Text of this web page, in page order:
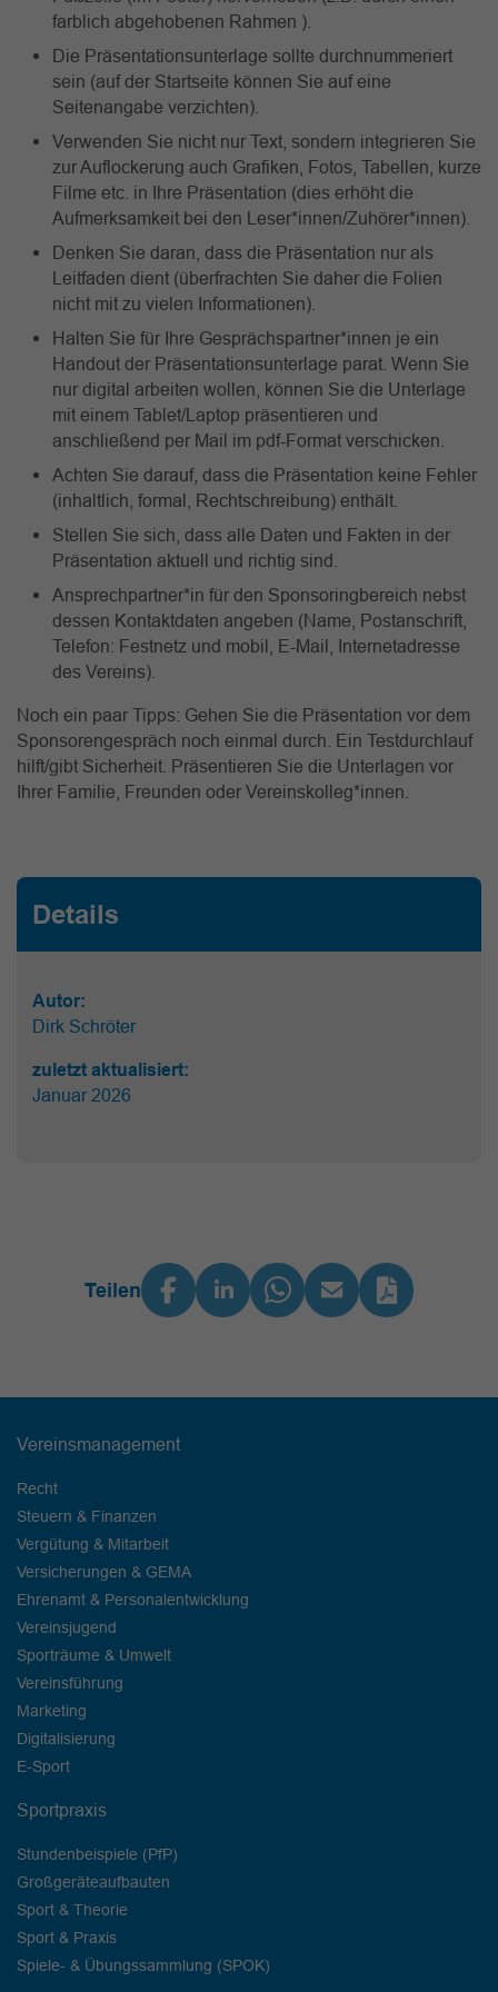
farblich abgehobenen Rahmen ).
Die Präsentationsunterlage sollte durchnummeriert
sein (auf der Startseite können Sie auf eine
Seitenangabe verzichten).
Verwenden Sie nicht nur Text, sondern integrieren Sie
zur Auflockerung auch Grafiken, Fotos, Tabellen, kurze
Filme etc. in Ihre Präsentation (dies erhöht die
Aufmerksamkeit bei den Leser*innen/Zuhörer*innen).
Denken Sie daran, dass die Präsentation nur als
Leitfaden dient (überfrachten Sie daher die Folien
nicht mit zu vielen Informationen).
Halten Sie für Ihre Gesprächspartner*innen je ein
Handout der Präsentationsunterlage parat. Wenn Sie
nur digital arbeiten wollen, können Sie die Unterlage
mit einem Tablet/Laptop präsentieren und
anschließend per Mail im pdf-Format verschicken.
Achten Sie darauf, dass die Präsentation keine Fehler
(inhaltlich, formal, Rechtschreibung) enthält.
Stellen Sie sich, dass alle Daten und Fakten in der
Präsentation aktuell und richtig sind.
Ansprechpartner*in für den Sponsoringbereich nebst
dessen Kontaktdaten angeben (Name, Postanschrift,
Telefon: Festnetz und mobil, E-Mail, Internetadresse
des Vereins).
Noch ein paar Tipps: Gehen Sie die Präsentation vor dem
Sponsorengespräch noch einmal durch. Ein Testdurchlauf
hilft/gibt Sicherheit. Präsentieren Sie die Unterlagen vor
Ihrer Familie, Freunden oder Vereinskolleg*innen.
Details
Autor:
Dirk Schröter
zuletzt aktualisiert:
Januar 2026
Teilen
Vereinsmanagement
Recht
Steuern & Finanzen
Vergütung & Mitarbeit
Versicherungen & GEMA
Ehrenamt & Personalentwicklung
Vereinsjugend
Sporträume & Umwelt
Vereinsführung
Marketing
Digitalisierung
E-Sport
Sportpraxis
Stundenbeispiele (PfP)
Großgeräteaufbauten
Sport & Theorie
Sport & Praxis
Spiele- & Übungssammlung (SPOK)